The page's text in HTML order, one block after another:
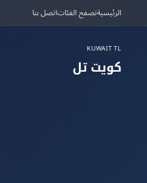
الرئيسيةتصفح الفئاتاتصل بنا
KUWAIT TL
كويت تل